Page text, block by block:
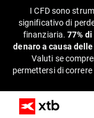
I CFD sono
significativo di
finanziaria.77%
denaro a causa
Valuti se
permettersi di